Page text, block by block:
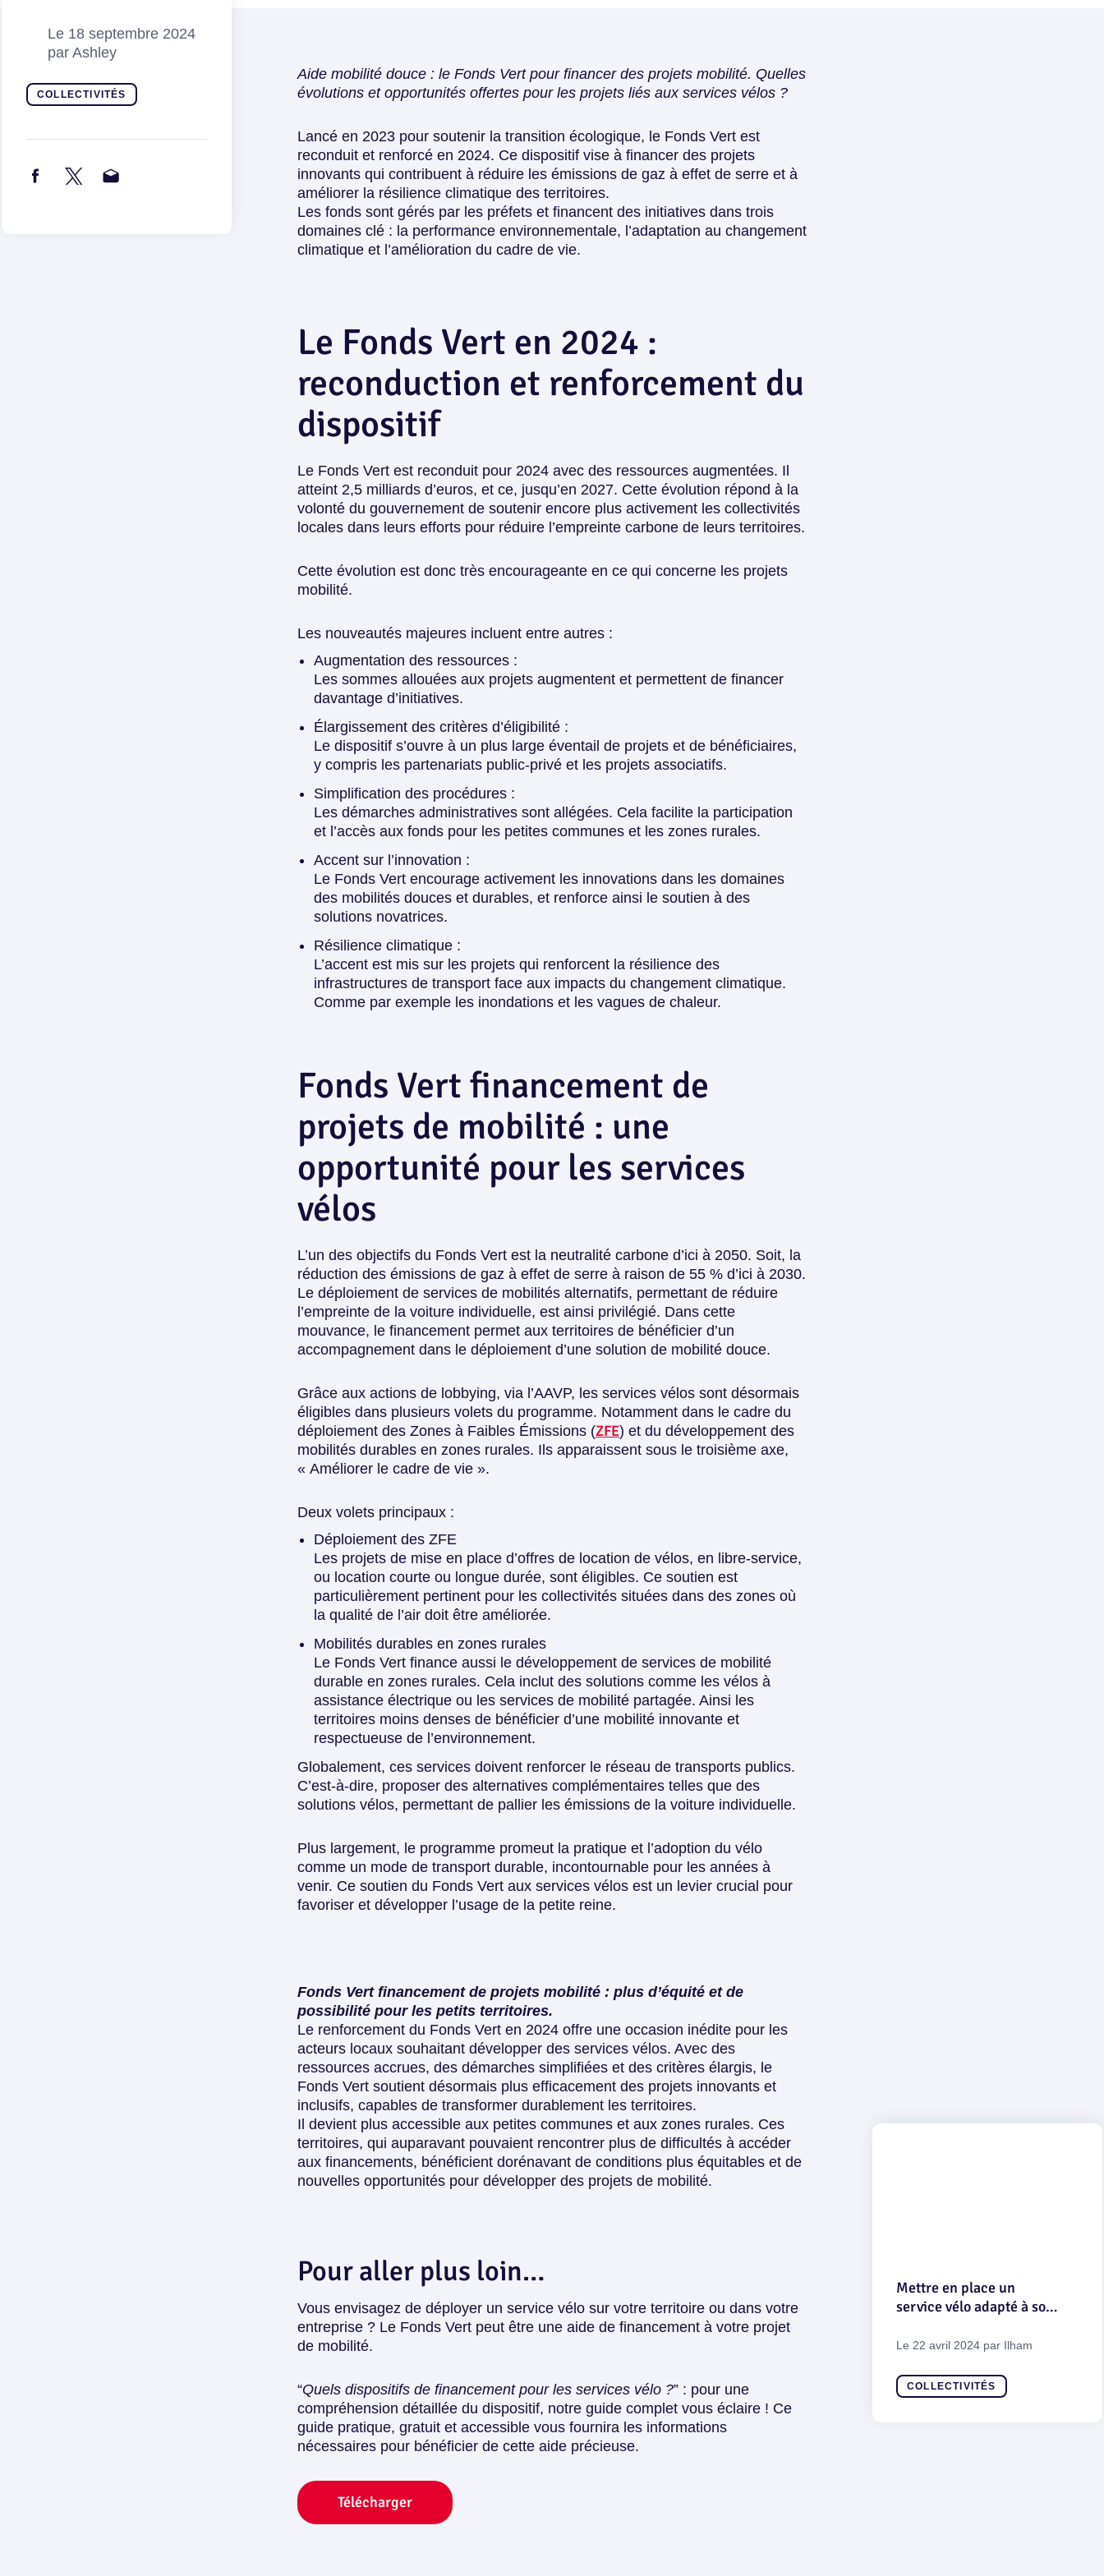
Aide mobilité douce : le Fonds Vert pour financer des projets mobilité. Quelles
évolutions et opportunités offertes pour les projets liés aux services vélos ?
Lancé en 2023 pour soutenir la transition écologique, le Fonds Vert est
reconduit et renforcé en 2024. Ce dispositif vise à financer des projets
innovants qui contribuent à réduire les émissions de gaz à effet de serre et à
améliorer la résilience climatique des territoires.
Les fonds sont gérés par les préfets et financent des initiatives dans trois
domaines clé : la performance environnementale, l’adaptation au changement
climatique et l’amélioration du cadre de vie.
Le Fonds Vert en 2024 :
reconduction et renforcement du
dispositif
Le Fonds Vert est reconduit pour 2024 avec des ressources augmentées. Il
atteint 2,5 milliards d’euros, et ce, jusqu’en 2027. Cette évolution répond à la
volonté du gouvernement de soutenir encore plus activement les collectivités
locales dans leurs efforts pour réduire l’empreinte carbone de leurs territoires.
Cette évolution est donc très encourageante en ce qui concerne les projets
mobilité.
Les nouveautés majeures incluent entre autres :
Augmentation des ressources :
Les sommes allouées aux projets augmentent et permettent de financer
davantage d’initiatives.
Élargissement des critères d’éligibilité :
Le dispositif s’ouvre à un plus large éventail de projets et de bénéficiaires,
y compris les partenariats public-privé et les projets associatifs.
Simplification des procédures :
Les démarches administratives sont allégées. Cela facilite la participation
et l’accès aux fonds pour les petites communes et les zones rurales.
Accent sur l’innovation :
Le Fonds Vert encourage activement les innovations dans les domaines
des mobilités douces et durables, et renforce ainsi le soutien à des
solutions novatrices.
Résilience climatique :
L’accent est mis sur les projets qui renforcent la résilience des
infrastructures de transport face aux impacts du changement climatique.
Comme par exemple les inondations et les vagues de chaleur.
Fonds Vert financement de
projets de mobilité : une
opportunité pour les services
vélos
L’un des objectifs du Fonds Vert est la neutralité carbone d’ici à 2050. Soit, la
réduction des émissions de gaz à effet de serre à raison de 55 % d’ici à 2030.
Le déploiement de services de mobilités alternatifs, permettant de réduire
l’empreinte de la voiture individuelle, est ainsi privilégié. Dans cette
mouvance, le financement permet aux territoires de bénéficier d’un
accompagnement dans le déploiement d’une solution de mobilité douce.
Grâce aux actions de lobbying, via l’AAVP, l es services vélos sont désormais
éligibles dans plusieurs volets du programme. Notamment dans le cadre du
déploiement des Zones à Faibles Émissions (ZFE) et du développement des
mobilités durables en zones rurales. Ils apparaissent sous le troisième axe,
« Améliorer le cadre de vie ».
Deux volets principaux :
Déploiement des ZFE
Les projets de mise en place d’offres de location de vélos, en libre-service,
ou location courte ou longue durée, sont éligibles. Ce soutien est
particulièrement pertinent pour les collectivités situées dans des zones où
la qualité de l’air doit être améliorée.
Mobilités durables en zones rurales
Le Fonds Vert finance aussi le développement de services de mobilité
durable en zones rurales. Cela inclut des solutions comme les vélos à
assistance électrique ou les services de mobilité partagée. Ainsi les
territoires moins denses de bénéficier d’une mobilité innovante et
respectueuse de l’environnement.
Globalement, ces services doivent renforcer le réseau de transports publics.
C’est-à-dire, proposer des alternatives complémentaires telles que des
solutions vélos, permettant de pallier les émissions de la voiture individuelle.
Plus largement, le programme promeut la pratique et l’adoption du vélo
comme un mode de transport durable, incontournable pour les années à
venir. Ce soutien du Fonds Vert aux services vélos est un levier crucial pour
favoriser et développer l’usage de la petite reine.
Fonds Vert financement de projets mobilité : plus d’équité et de
possibilité pour les petits territoires.
Le renforcement du Fonds Vert en 2024 offre une occasion inédite pour les
acteurs locaux souhaitant développer des services vélos. Avec des
ressources accrues, des démarches simplifiées et des critères élargis, le
Fonds Vert soutient désormais plus efficacement des projets innovants et
inclusifs, capables de transformer durablement les territoires.
Il devient plus accessible aux petites communes et aux zones rurales. Ces
territoires, qui auparavant pouvaient rencontrer plus de difficultés à accéder
aux financements, bénéficient dorénavant de conditions plus équitables et de
nouvelles opportunités pour développer des projets de mobilité. ㅤ‎
Pour aller plus loin…
Vous envisagez de déployer un service vélo sur votre territoire ou dans votre
entreprise ? Le Fonds Vert peut être une aide de financement à votre projet
de mobilité.
“Quels dispositifs de financement pour les services vélo ?” : pour une
compréhension détaillée du dispositif, notre guide complet vous éclaire ! Ce
guide pratique, gratuit et accessible vous fournira les informations
nécessaires pour bénéficier de cette aide précieuse.
Télécharger
Le 18 septembre 2024
par Ashley
COLLECTIVITÉS
Mettre en place un
service vélo adapté à son
complet
Le 22 avril 2024 par Ilham
COLLECTIVITÉS